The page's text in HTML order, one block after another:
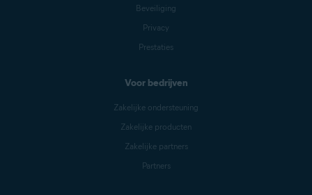
Beveiliging
Privacy
Prestaties
Voor bedrijven
Zakelijke ondersteuning
Zakelijke producten
Zakelijke partners
Partners